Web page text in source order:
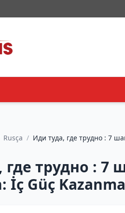
Rusça /
трудно : 7
İç Güç